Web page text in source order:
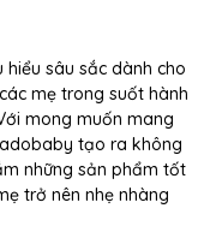
sâu sắc dành cho
mẹ trong suốt hành
mong muốn mang
tạo ra không
những sản phẩm tốt
trở nên nhẹ nhàng